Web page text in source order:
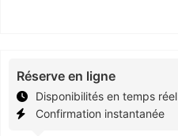
Réserve en ligne
Disponibilités en temps réel
Confirmation instantanée